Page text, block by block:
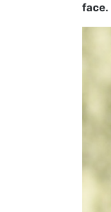
face.